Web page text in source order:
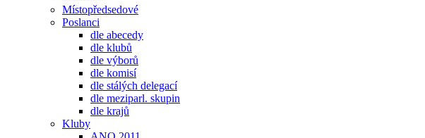
Místopředsedové
Poslanci
dle abecedy
dle klubů
dle výborů
dle komisí
dle stálých delegací
dle meziparl. skupin
dle krajů
Kluby